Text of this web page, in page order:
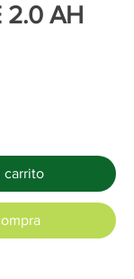
2.0 AH
carrito